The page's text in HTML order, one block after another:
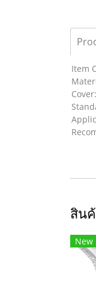
Item
Cover:
สิน
New